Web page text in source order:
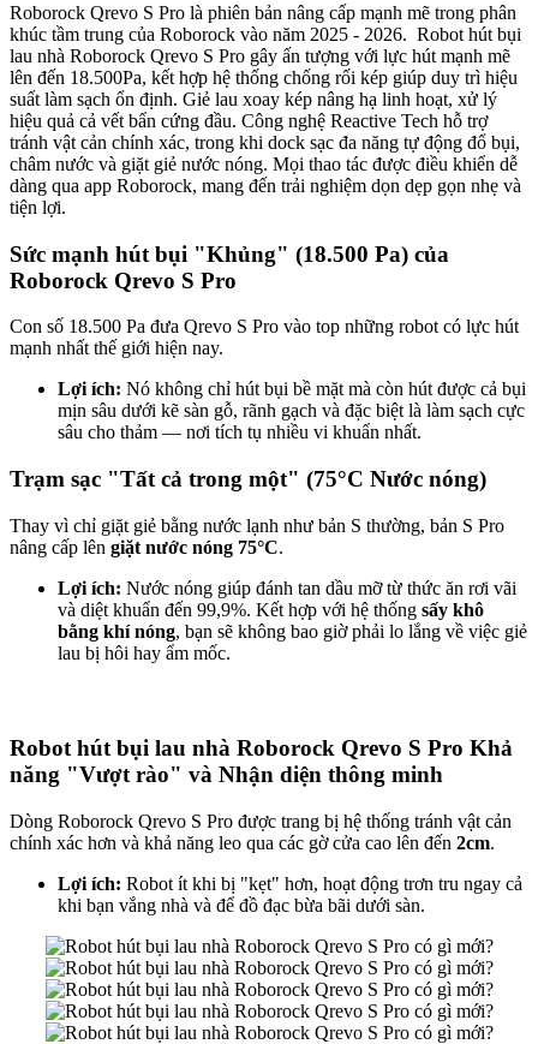
Roborock Qrevo S Pro là phiên bản nâng cấp mạnh mẽ trong phân
khúc tầm trung của Roborock vào năm 2025 - 2026. Robot hút bụi
lau nhà Roborock Qrevo S Pro gây ấn tượng với lực hút mạnh mẽ
lên đến 18.500Pa, kết hợp hệ thống chống rối kép giúp duy trì hiệu
suất làm sạch ổn định. Giẻ lau xoay kép nâng hạ linh hoạt, xử lý
hiệu quả cả vết bẩn cứng đầu. Công nghệ Reactive Tech hỗ trợ
tránh vật cản chính xác, trong khi dock sạc đa năng tự động đổ bụi,
châm nước và giặt giẻ nước nóng. Mọi thao tác được điều khiển dễ
dàng qua app Roborock, mang đến trải nghiệm dọn dẹp gọn nhẹ và
tiện lợi.
Sức mạnh hút bụi "Khủng" (18.500 Pa) của
Roborock Qrevo S Pro
Con số 18.500 Pa đưa Qrevo S Pro vào top những robot có lực hút
mạnh nhất thế giới hiện nay.
Lợi ích: Nó không chỉ hút bụi bề mặt mà còn hút được cả bụi
mịn sâu dưới kẽ sàn gỗ, rãnh gạch và đặc biệt là làm sạch cực
sâu cho thảm — nơi tích tụ nhiều vi khuẩn nhất.
Trạm sạc "Tất cả trong một" (75°C Nước nóng)
Thay vì chỉ giặt giẻ bằng nước lạnh như bản S thường, bản S Pro
nâng cấp lên giặt nước nóng 75°C.
Lợi ích: Nước nóng giúp đánh tan dầu mỡ từ thức ăn rơi vãi
và diệt khuẩn đến 99,9%. Kết hợp với hệ thống sấy khô
bằng khí nóng, bạn sẽ không bao giờ phải lo lắng về việc giẻ
lau bị hôi hay ẩm mốc.
Robot hút bụi lau nhà Roborock Qrevo S Pro Khả
năng "Vượt rào" và Nhận diện thông minh
Dòng Roborock Qrevo S Pro được trang bị hệ thống tránh vật cản
chính xác hơn và khả năng leo qua các gờ cửa cao lên đến 2cm.
Lợi ích: Robot ít khi bị "kẹt" hơn, hoạt động trơn tru ngay cả
khi bạn vắng nhà và để đồ đạc bừa bãi dưới sàn.